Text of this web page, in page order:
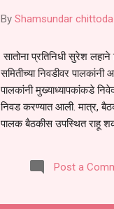
By Shamsundar chittoda
सातोना प्रतिनिधी सुरेश
समितीच्या निवडीवर
पालकांनी मुख्याध्यापकांकडे
निवड करण्यात आली. मात्र,
पालक बैठकीस उपस्थित राहू
समितीची फेरनिवडणूक घेण्यात
जालना तसेच तालुका शिक्षण
Post a